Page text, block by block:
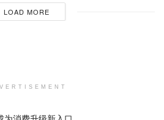
LOAD MORE